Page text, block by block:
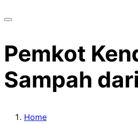
Pemkot
Sampah
Home